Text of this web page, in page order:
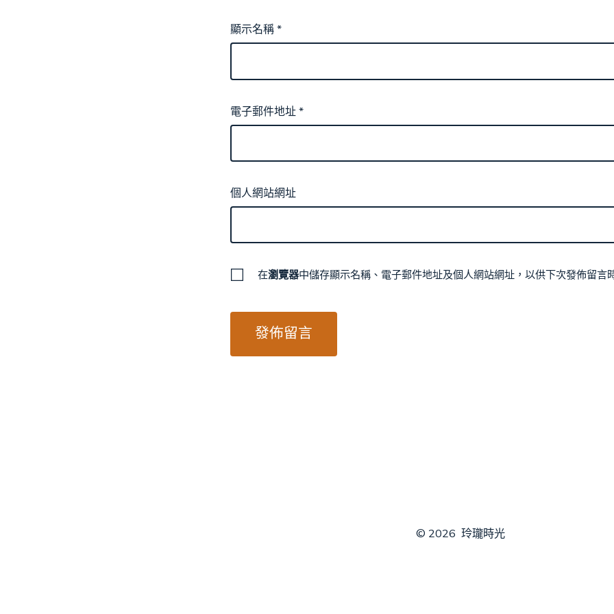
顯示名稱*
電子郵件地址*
個人網站網址
在瀏覽器中儲存顯示名稱、電子郵件地址及個人網站網址，以供下次發佈留言
© 2026 玲瓏時光